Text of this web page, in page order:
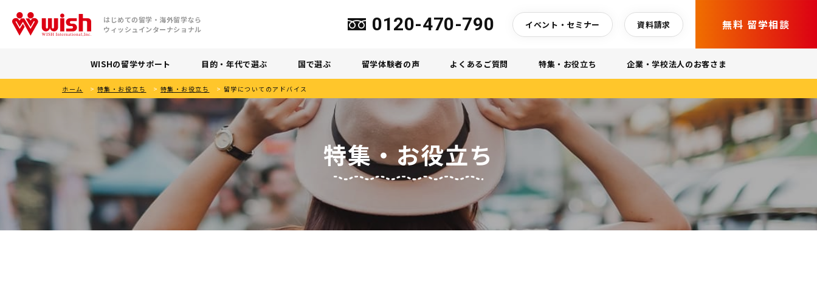
はじめての留学・海外留学なら
ウィッシュインターナショナル
0120-470-790 イベント・セミナー 資料請求 無料 留学相談
WISHの留学サポート 目的・年代で選ぶ 国で選ぶ 留学体験者の声 よくあるご質問 特集・お役立ち 企業・学校法人のお客さま
ホーム > 特集・お役立ち > 特集・お役立ち > 留学についてのアドバイス
特集・お役立ち